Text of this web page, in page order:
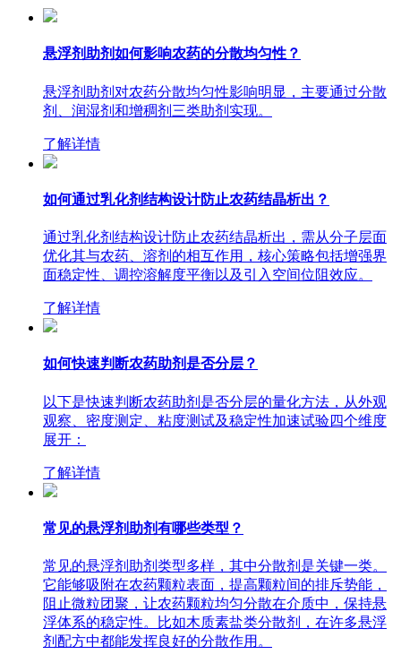
悬浮剂助剂如何影响农药的分散均匀性？
悬浮剂助剂对农药分散均匀性影响明显，主要通过分散
剂、润湿剂和增稠剂三类助剂实现。
了解详情
如何通过乳化剂结构设计防止农药结晶析出？
通过乳化剂结构设计防止农药结晶析出，需从分子层面
优化其与农药、溶剂的相互作用，核心策略包括增强界
面稳定性、调控溶解度平衡以及引入空间位阻效应。
了解详情
如何快速判断农药助剂是否分层？
以下是快速判断农药助剂是否分层的量化方法，从外观
观察、密度测定、粘度测试及稳定性加速试验四个维度
展开：
了解详情
常见的悬浮剂助剂有哪些类型？
常见的悬浮剂助剂类型多样，其中分散剂是关键一类。
它能够吸附在农药颗粒表面，提高颗粒间的排斥势能，
阻止微粒团聚，让农药颗粒均匀分散在介质中，保持悬
浮体系的稳定性。比如木质素盐类分散剂，在许多悬浮
剂配方中都能发挥良好的分散作用。